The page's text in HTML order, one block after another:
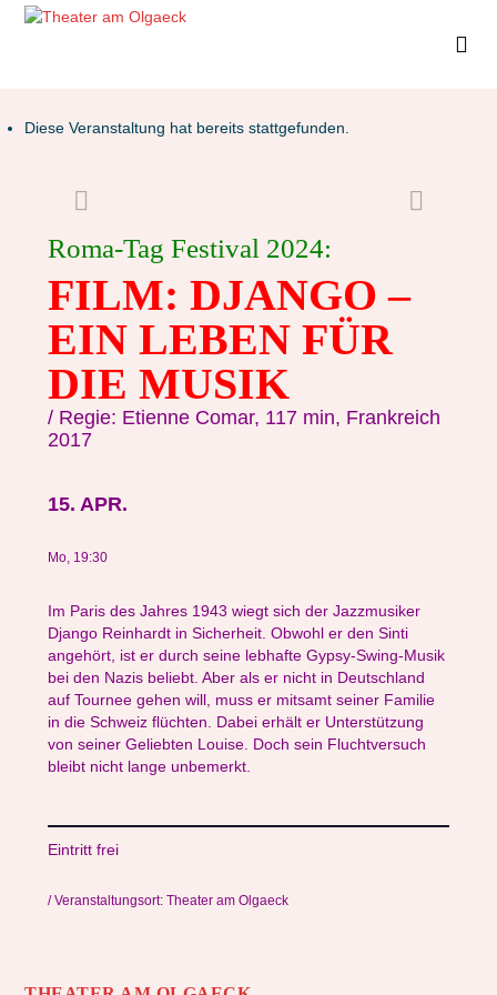
Diese Veranstaltung hat bereits stattgefunden.
Roma-Tag Festival 2024:
FILM: DJANGO –
EIN LEBEN FÜR
DIE MUSIK
/ Regie: Etienne Comar, 117 min, Frankreich
2017
15. APR.
Mo, 19:30
Im Paris des Jahres 1943 wiegt sich der Jazzmusiker
Django Reinhardt in Sicherheit. Obwohl er den Sinti
angehört, ist er durch seine lebhafte Gypsy-Swing-Musik
bei den Nazis beliebt. Aber als er nicht in Deutschland
auf Tournee gehen will, muss er mitsamt seiner Familie
in die Schweiz flüchten. Dabei erhält er Unterstützung
von seiner Geliebten Louise. Doch sein Fluchtversuch
bleibt nicht lange unbemerkt.
Eintritt frei
/ Veranstaltungsort: Theater am Olgaeck